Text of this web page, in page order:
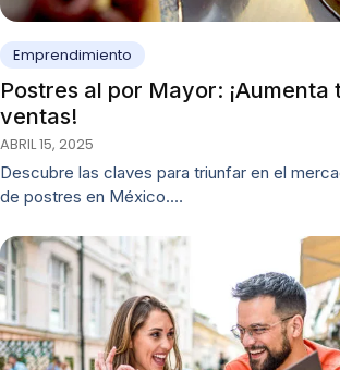
Emprendimiento
Postres al por Mayor: ¡Aumenta
ventas!
ABRIL 15, 2025
Descubre las claves para triunfar en el
de postres en México.…